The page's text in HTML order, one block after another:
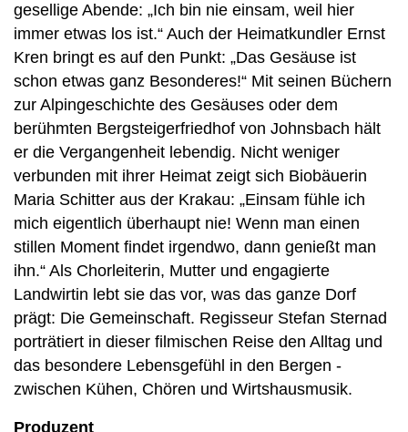
gesellige Abende: „Ich bin nie einsam, weil hier
immer etwas los ist.“ Auch der Heimatkundler Ernst
Kren bringt es auf den Punkt: „Das Gesäuse ist
schon etwas ganz Besonderes!“ Mit seinen Büchern
zur Alpingeschichte des Gesäuses oder dem
berühmten Bergsteigerfriedhof von Johnsbach hält
er die Vergangenheit lebendig. Nicht weniger
verbunden mit ihrer Heimat zeigt sich Biobäuerin
Maria Schitter aus der Krakau: „Einsam fühle ich
mich eigentlich überhaupt nie! Wenn man einen
stillen Moment findet irgendwo, dann genießt man
ihn.“ Als Chorleiterin, Mutter und engagierte
Landwirtin lebt sie das vor, was das ganze Dorf
prägt: Die Gemeinschaft. Regisseur Stefan Sternad
porträtiert in dieser filmischen Reise den Alltag und
das besondere Lebensgefühl in den Bergen -
zwischen Kühen, Chören und Wirtshausmusik.
Produzent